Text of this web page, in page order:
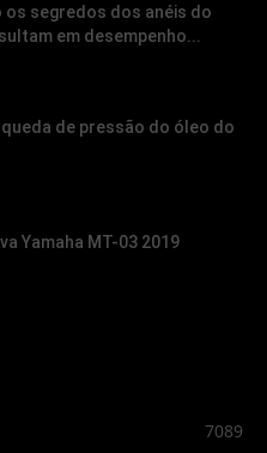
os segredos dos anéis do
em desempenho...
de pressão do óleo do
Yamaha MT-03 2019
7089